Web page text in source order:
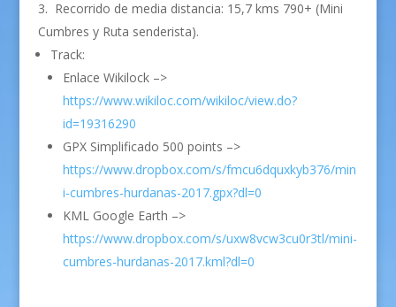
Recorrido de media distancia: 15,7 kms 790+ (Mini
Cumbres y Ruta senderista).
Track:
Enlace Wikilock –>
https://www.wikiloc.com/wikiloc/view.do?
id=19316290
GPX Simplificado 500 points –>
https://www.dropbox.com/s/fmcu6dquxkyb376/min
i-cumbres-hurdanas-2017.gpx?dl=0
KML Google Earth –>
https://www.dropbox.com/s/uxw8vcw3cu0r3tl/mini-
cumbres-hurdanas-2017.kml?dl=0